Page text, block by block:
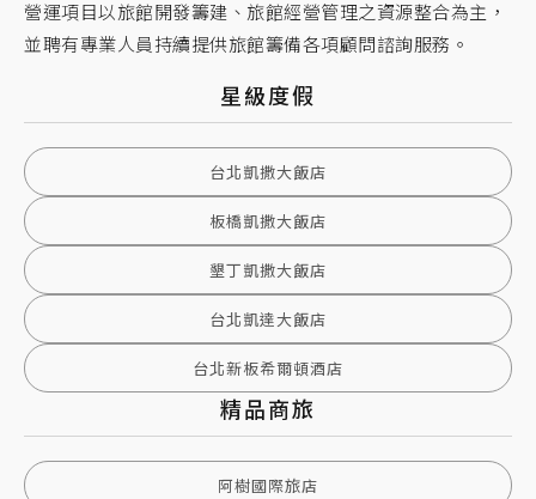
營運項目以旅館開發籌建、旅館經營管理之資源整合為主，
並聘有專業人員持續提供旅館籌備各項顧問諮詢服務。
星級度假
台北凱撒大飯店
板橋凱撒大飯店
墾丁凱撒大飯店
台北凱達大飯店
台北新板希爾頓酒店
精品商旅
阿樹國際旅店